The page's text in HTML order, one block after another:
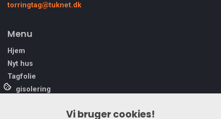
torringtag@tuknet.dk
Menu
Hjem
Nyt hus
Tagfolie
Tagisolering
Vi bruger cookies!